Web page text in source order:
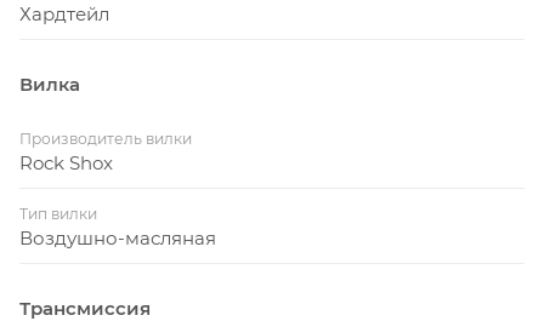
Хардтейл
Вилка
Производитель вилки
Rock Shox
Тип вилки
Воздушно-масляная
Трансмиссия